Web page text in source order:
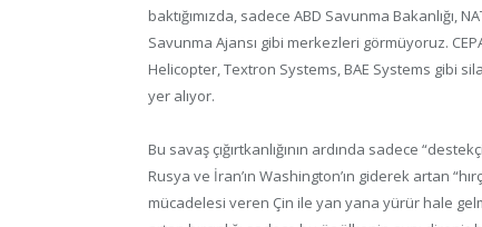
baktığımızda, sadece ABD Savunma Bakanlığı,
Savunma Ajansı gibi merkezleri görmüyoruz.
Helicopter, Textron Systems, BAE Systems gibi
yer alıyor.
Bu savaş çığırtkanlığının ardında sadece
Rusya ve İran’ın Washington’ın giderek artan
mücadelesi veren Çin ile yan yana yürür hale